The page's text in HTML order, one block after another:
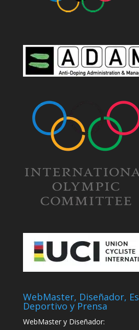
WebMaster, Diseñador,
Deportivo y Prensa
WebMaster y Diseñador: